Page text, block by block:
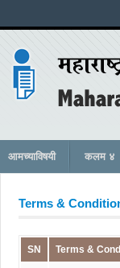
आमच्याविषयी कलम ४
Terms &
SN Terms &